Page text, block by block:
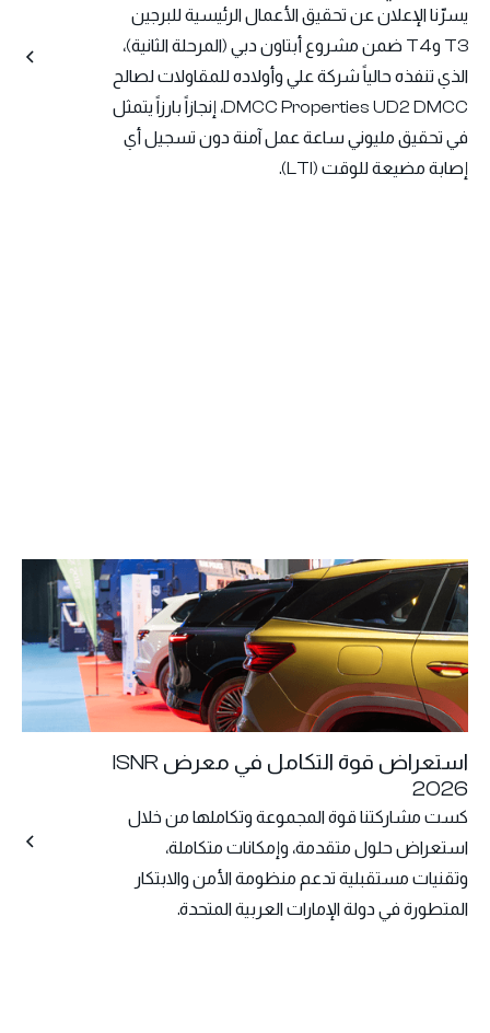
يسرّنا الإعلان عن تحقيق الأعمال الرئيسية للبرجين
T3 وT4 ضمن مشروع أبتاون دبي (المرحلة الثانية)،
الذي تنفذه حالياً شركة علي وأولاده للمقاولات لصالح
DMCC Properties UD2 DMCC، إنجازاً بارزاً يتمثل
في تحقيق مليوني ساعة عمل آمنة دون تسجيل أي
إصابة مضيعة للوقت (LTI).
استعراض قوة التكامل في معرض ISNR
2026
كست مشاركتنا قوة المجموعة وتكاملها من خلال
استعراض حلول متقدمة، وإمكانات متكاملة،
وتقنيات مستقبلية تدعم منظومة الأمن والابتكار
المتطورة في دولة الإمارات العربية المتحدة.